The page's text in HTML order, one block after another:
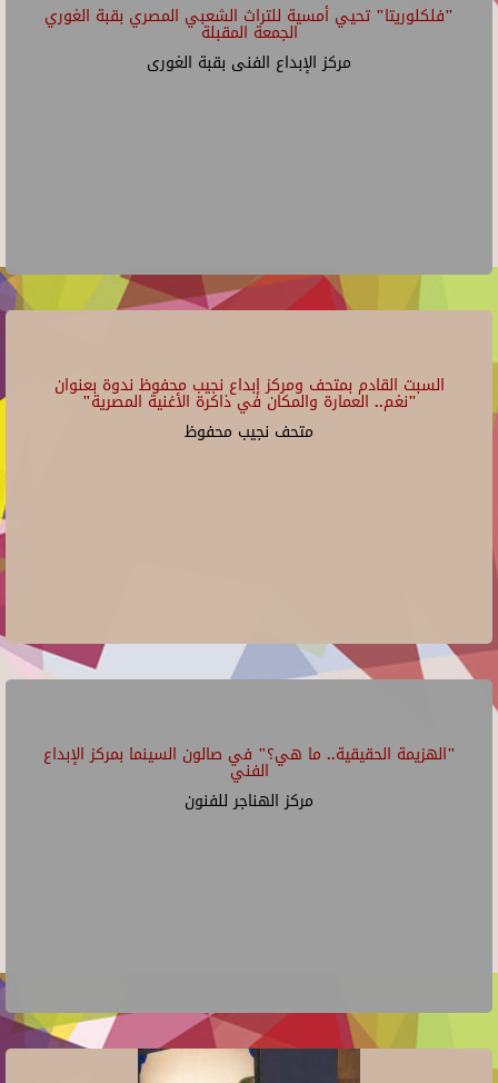
"فلكلوريتا" تحيي أمسية للتراث الشعبي المصري بقبة الغوري
الجمعة المقبلة
مركز الإبداع الفنى بقبة الغورى
السبت القادم بمتحف ومركز إبداع نجيب محفوظ ندوة بعنوان
"نغم.. العمارة والمكان في ذاكرة الأغنية المصرية"
متحف نجيب محفوظ
"الهزيمة الحقيقية.. ما هي؟" في صالون السينما بمركز الإبداع
الفني
مركز الهناجر للفنون